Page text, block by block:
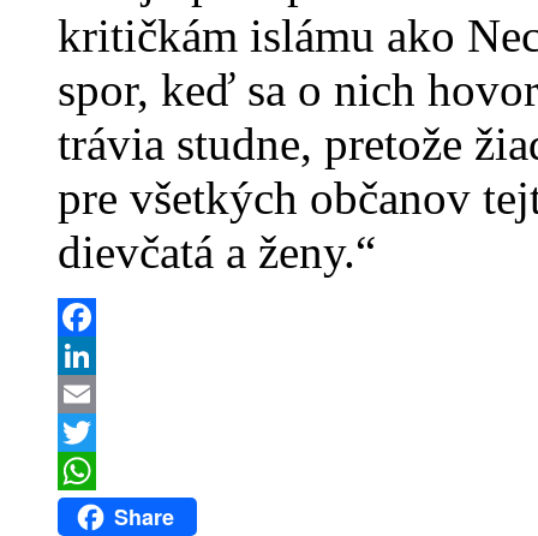
kritičkám islámu ako
spor, keď sa o nich
trávia studne, pretože
pre všetkých občanov
dievčatá a ženy.“
Facebook
LinkedIn
Email
Twitter
WhatsAppShare